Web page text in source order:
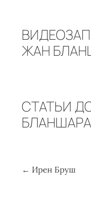
ЖАН
СТАТЬИ
← Ирен Бруш